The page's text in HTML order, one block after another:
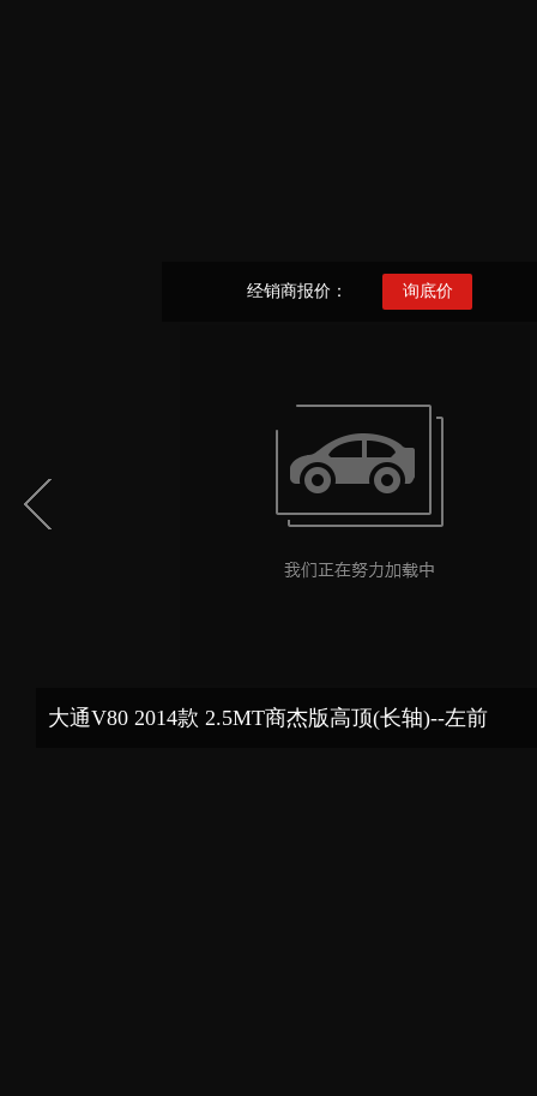
经销商报价： 询底价
大通V80 2014款 2.5MT商杰版高顶(长轴)--左前